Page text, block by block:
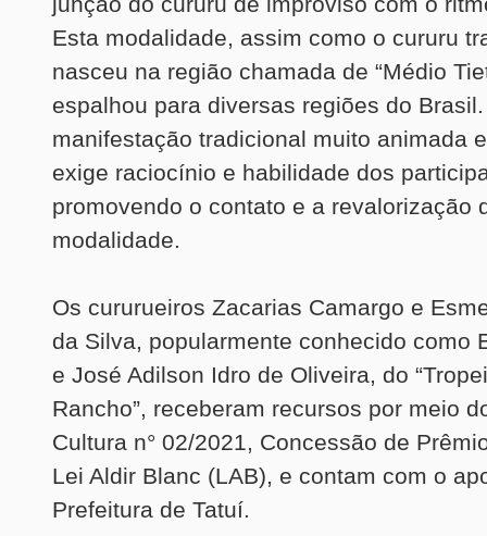
Esta modalidade, assim como o cururu
nasceu na região chamada de “Médio
espalhou para diversas regiões do
manifestação tradicional muito animada
exige raciocínio e habilidade dos
promovendo o contato e a revalorização
modalidade.
Os cururueiros Zacarias Camargo e
da Silva, popularmente conhecido como
e José Adilson Idro de Oliveira, do
Rancho”, receberam recursos por meio
Cultura n° 02/2021, Concessão de
Lei Aldir Blanc (LAB), e contam com o
Prefeitura de Tatuí.